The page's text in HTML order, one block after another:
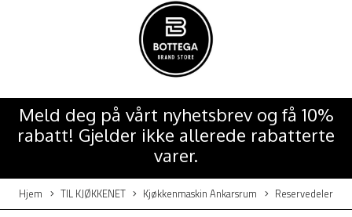
Meld deg på vårt nyhetsbrev og få 10%
rabatt! Gjelder ikke allerede rabatterte
varer.
Hjem TIL KJØKKENET Kjøkkenmaskin Ankarsrum Reservedeler